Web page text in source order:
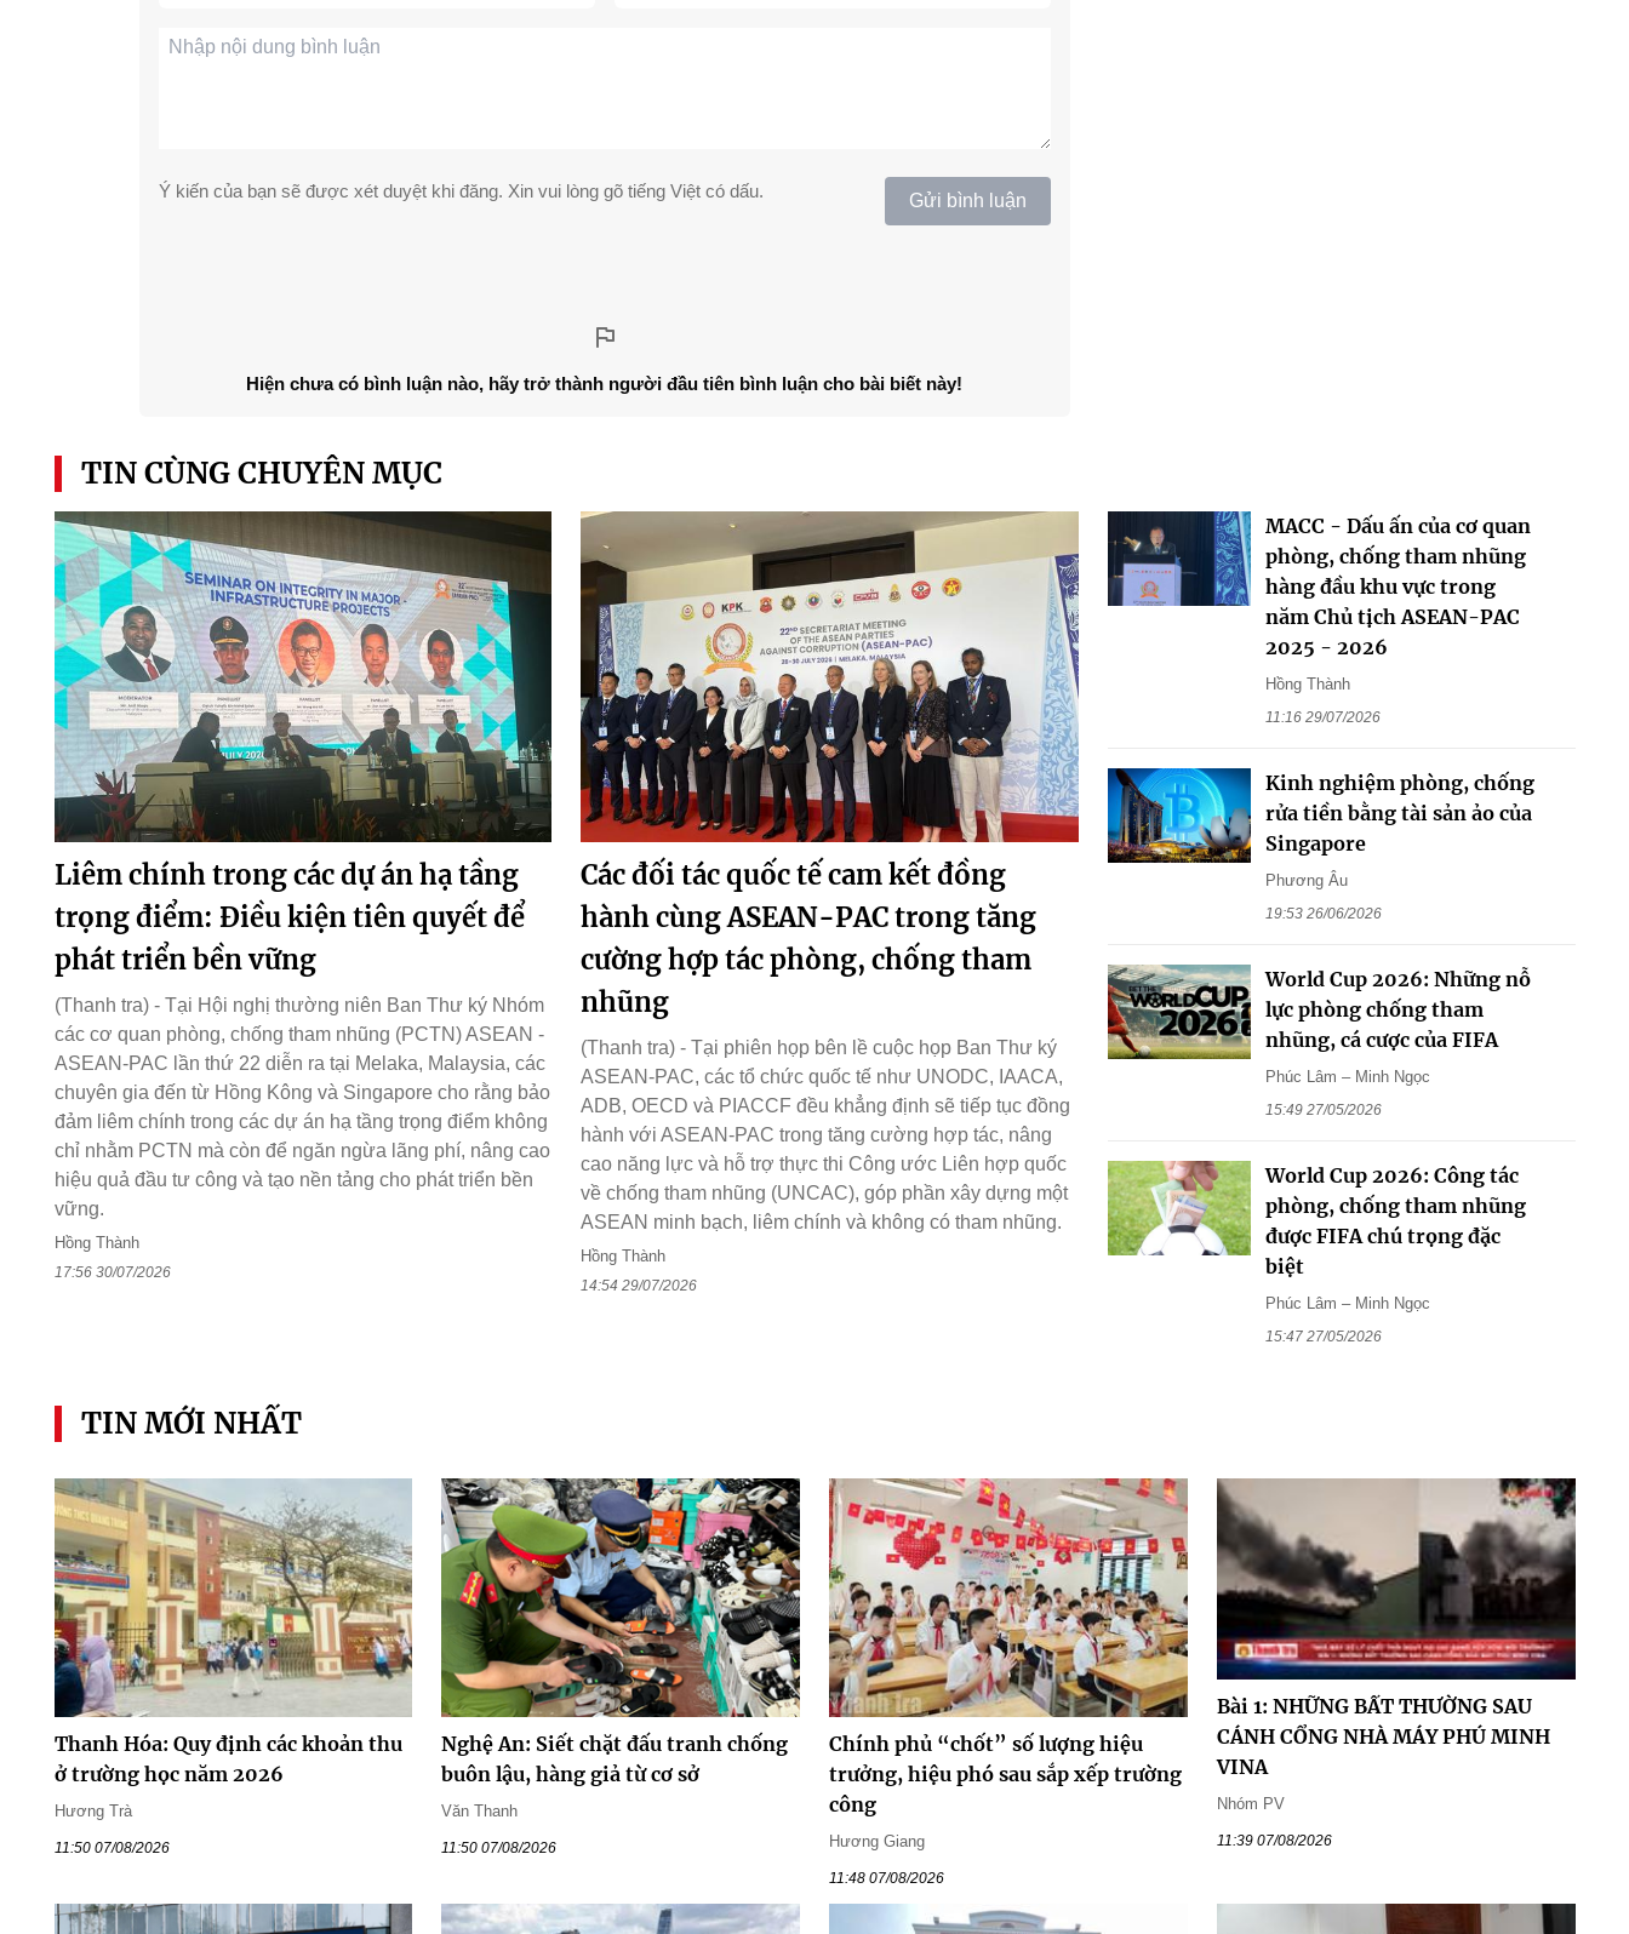
Ý kiến của bạn sẽ được xét duyệt khi đăng. Xin vui lòng gõ tiếng Việt có dấu. Gửi bình luận
Hiện chưa có bình luận nào, hãy trở thành người đầu tiên bình luận cho bài biết này!
TIN CÙNG CHUYÊN MỤC
Liêm chính trong các dự án hạ tầng
trọng điểm: Điều kiện tiên quyết để
phát triển bền vững
(Thanh tra) - Tại Hội nghị thường niên Ban Thư ký Nhóm
các cơ quan phòng, chống tham nhũng (PCTN) ASEAN -
ASEAN-PAC lần thứ 22 diễn ra tại Melaka, Malaysia, các
chuyên gia đến từ Hồng Kông và Singapore cho rằng bảo
đảm liêm chính trong các dự án hạ tầng trọng điểm không
chỉ nhằm PCTN mà còn để ngăn ngừa lãng phí, nâng cao
hiệu quả đầu tư công và tạo nền tảng cho phát triển bền
vững.
Hồng Thành
17:56 30/07/2026
Các đối tác quốc tế cam kết đồng
hành cùng ASEAN-PAC trong tăng
cường hợp tác phòng, chống tham
nhũng
(Thanh tra) - Tại phiên họp bên lề cuộc họp Ban Thư ký
ASEAN-PAC, các tổ chức quốc tế như UNODC, IAACA,
ADB, OECD và PIACCF đều khẳng định sẽ tiếp tục đồng
hành với ASEAN-PAC trong tăng cường hợp tác, nâng
cao năng lực và hỗ trợ thực thi Công ước Liên hợp quốc
về chống tham nhũng (UNCAC), góp phần xây dựng một
ASEAN minh bạch, liêm chính và không có tham nhũng.
Hồng Thành
14:54 29/07/2026
MACC - Dấu ấn của cơ quan
phòng, chống tham nhũng
hàng đầu khu vực trong
năm Chủ tịch ASEAN-PAC
2025 - 2026
Hồng Thành
11:16 29/07/2026
Kinh nghiệm phòng, chống
rửa tiền bằng tài sản ảo của
Singapore
Phương Âu
19:53 26/06/2026
World Cup 2026: Những nỗ
lực phòng chống tham
nhũng, cá cược của FIFA
Phúc Lâm – Minh Ngọc
15:49 27/05/2026
World Cup 2026: Công tác
phòng, chống tham nhũng
được FIFA chú trọng đặc
biệt
Phúc Lâm – Minh Ngọc
15:47 27/05/2026
TIN MỚI NHẤT
Thanh Hóa: Quy định các khoản thu
ở trường học năm 2026
Hương Trà
11:50 07/08/2026
Nghệ An: Siết chặt đấu tranh chống
buôn lậu, hàng giả từ cơ sở
Văn Thanh
11:50 07/08/2026
Chính phủ “chốt” số lượng hiệu
trưởng, hiệu phó sau sắp xếp trường
công
Hương Giang
11:48 07/08/2026
Bài 1: NHỮNG BẤT THƯỜNG SAU
CÁNH CỔNG NHÀ MÁY PHÚ MINH
VINA
Nhóm PV
11:39 07/08/2026